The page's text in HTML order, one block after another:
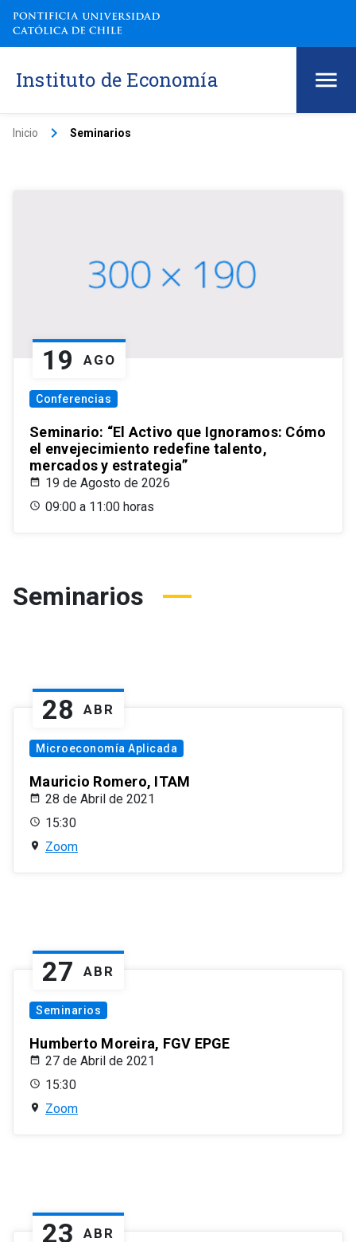
Instituto de Economía
Inicio keyboard_arrow_right Seminarios
19 AGO
Conferencias
Seminario: “El Activo que Ignoramos: Cómo
el envejecimiento redefine talento,
mercados y estrategia”
19 de Agosto de 2026
09:00 a 11:00 horas
Seminarios
28 ABR
Microeconomía Aplicada
Mauricio Romero, ITAM
28 de Abril de 2021
15:30
Zoom
27 ABR
Seminarios
Humberto Moreira, FGV EPGE
27 de Abril de 2021
15:30
Zoom
23 ABR